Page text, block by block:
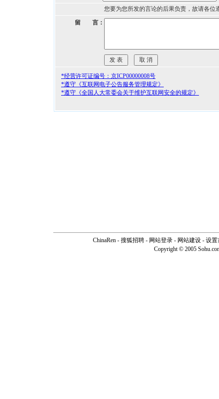
您要为您所发的言论的后果负责，故请各位
留 言：
*经营许可证编号：京ICP00000008号
*遵守《互联网电子公告服务管理规定》
*遵守《全国人大常委会关于维护互联网安全的规定》
ChinaRen - 搜狐招聘 - 网站登录 - 网站建设 - 设置
Copyright © 2005